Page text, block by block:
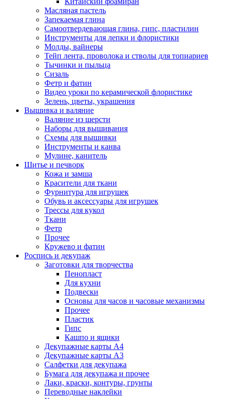
Масляная пастель
Запекаемая глина
Самоотвердевающая глина, гипс, пластилин
Инструменты для лепки и флористики
Молды, вайнеры
Тейп лента, проволока и стволы для топиариев
Тычинки и пыльца
Сизаль
Фетр и фатин
Видео уроки по керамической флористике
Зелень, цветы, украшения
Вышивка и валяние
Валяние из шерсти
Наборы для вышивания
Схемы для вышивки
Инструменты и канва
Мулине, канитель
Шитье и печворк
Кожа и замша
Красители для ткани
Фурнитура для игрушек
Обувь и аксессуары для игрушек
Трессы для кукол
Ткани
Фетр
Прочее
Кружево и фатин
Роспись и декупаж
Заготовки для творчества
Пенопласт
Для кухни
Подвески
Основы для часов и часовые механизмы
Прочее
Пластик
Гипс
Кашпо и ящики
Декупажные карты А4
Декупажные карты А3
Салфетки для декупажа
Бумага для декупажа и прочее
Лаки, краски, контуры, грунты
Переводные наклейки